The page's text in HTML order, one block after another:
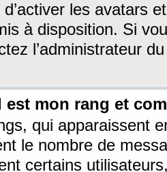
les avatars
à disposition. Si
l’administrateur
est mon rang et
qui apparaissent
le nombre de
certains